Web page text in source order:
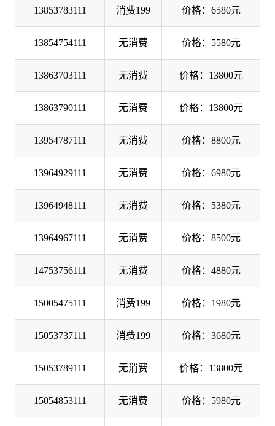
13853783111 消费199 价格：6580元
13854754111 无消费 价格：5580元
13863703111 无消费 价格：13800元
13863790111 无消费 价格：13800元
13954787111 无消费 价格：8800元
13964929111 无消费 价格：6980元
13964948111 无消费 价格：5380元
13964967111 无消费 价格：8500元
14753756111 无消费 价格：4880元
15005475111 消费199 价格：1980元
15053737111 消费199 价格：3680元
15053789111 无消费 价格：13800元
15054853111 无消费 价格：5980元